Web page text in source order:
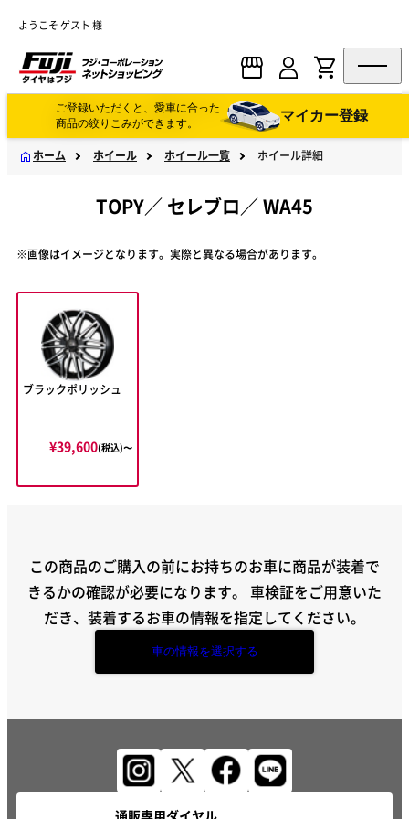
ようこそ ゲスト 様
ご登録いただくと、愛車に合った
商品の絞りこみができます。
マイカー登録
ホーム ホイール ホイール一覧 ホイール詳細
TOPY／ セレブロ／WA45
※画像はイメージとなります。実際と異なる場合があります。
ブラックポリッシュ
¥39,600(税込)〜
この商品のご購入の前にお持ちのお車に商品が装着で
きるかの確認が必要になります。 車検証をご用意いた
だき、装着するお車の情報を指定してください。
車の情報を選択する
通販専用ダイヤル